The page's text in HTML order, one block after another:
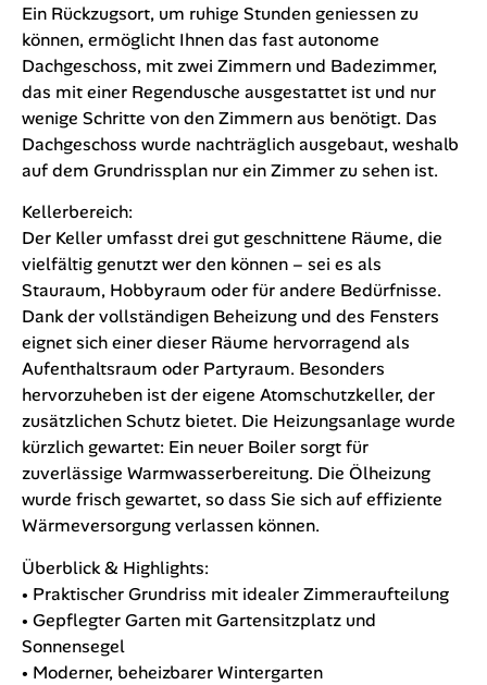
Ein Rückzugsort, um ruhige Stunden geniessen zu
können, ermöglicht Ihnen das fast autonome
Dachgeschoss, mit zwei Zimmern und Badezimmer,
das mit einer Regendusche ausgestattet ist und nur
wenige Schritte von den Zimmern aus benötigt. Das
Dachgeschoss wurde nachträglich ausgebaut, weshalb
auf dem Grundrissplan nur ein Zimmer zu sehen ist.
Kellerbereich:
Der Keller umfasst drei gut geschnittene Räume, die
vielfältig genutzt wer den können – sei es als
Stauraum, Hobbyraum oder für andere Bedürfnisse.
Dank der vollständigen Beheizung und des Fensters
eignet sich einer dieser Räume hervorragend als
Aufenthaltsraum oder Partyraum. Besonders
hervorzuheben ist der eigene Atomschutzkeller, der
zusätzlichen Schutz bietet. Die Heizungsanlage wurde
kürzlich gewartet: Ein neuer Boiler sorgt für
zuverlässige Warmwasserbereitung. Die Ölheizung
wurde frisch gewartet, so dass Sie sich auf effiziente
Wärmeversorgung verlassen können.
Überblick & Highlights:
• Praktischer Grundriss mit idealer Zimmeraufteilung
• Gepflegter Garten mit Gartensitzplatz und
Sonnensegel
• Moderner, beheizbarer Wintergarten